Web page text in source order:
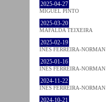
2025-04-27
MIGUEL PINTO
2025-03-20
MAFALDA TEIXEIRA
2025-02-19
INÊS FERREIRA-NORMAN
2025-01-16
INÊS FERREIRA-NORMAN
2024-11-22
INÊS FERREIRA-NORMAN
2024-10-21